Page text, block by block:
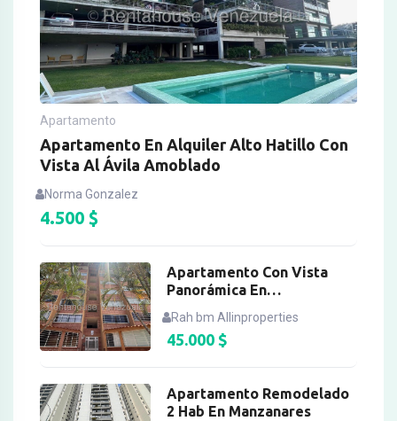
Apartamento
Apartamento En Alquiler Alto Hatillo Con
Vista Al Ávila Amoblado
Norma Gonzalez
4.500 $
Apartamento Con Vista
Panorámica En
Rah bm Allinproperties
45.000$
Apartamento Remodelado
2 Hab En Manzanares